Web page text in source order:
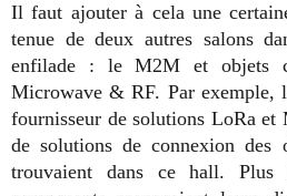
Il faut ajouter à cela une
tenue de deux autres salons
enfilade : le M2M et objets
Microwave & RF. Par exemple,
fournisseur de solutions LoRa et
de solutions de connexion des
trouvaient dans ce hall.